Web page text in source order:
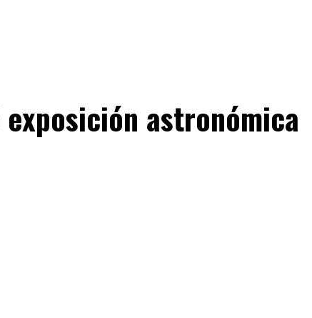
astronómica